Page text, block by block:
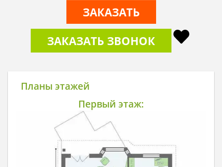
ЗАКАЗАТЬ
ЗАКАЗАТЬ ЗВОНОК
Планы этажей
Первый этаж: